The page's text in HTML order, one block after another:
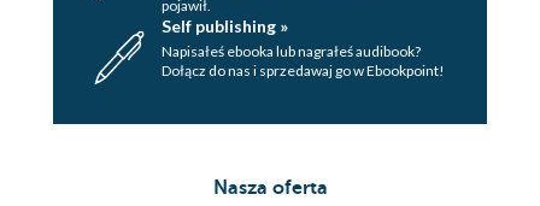
pojawił.
Self publishing »
Napisałeś ebooka lub nagrałeś audibook?
Dołącz do nas i sprzedawaj go w Ebookpoint!
Nasza oferta